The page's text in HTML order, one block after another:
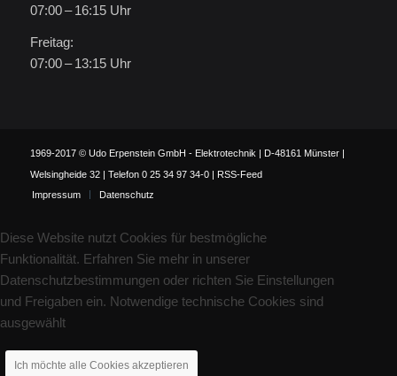
07:00 – 16:15 Uhr
Freitag:
07:00 – 13:15 Uhr
1969-2017 © Udo Erpenstein GmbH - Elektrotechnik | D-48161 Münster |
Welsingheide 32 | Telefon 0 25 34 97 34-0 |
RSS-Feed
Impressum
Datenschutz
Diese Website nutzt Cookies für bestmögliche
Funktionalität. Erfahren Sie mehr in unserer
Datenschutzbestimmungen oder richten Sie Einstellungen
und Freigaben ein. Notwendige technische Cookies sind
ausgewählt
Ich möchte alle Cookies akzeptieren